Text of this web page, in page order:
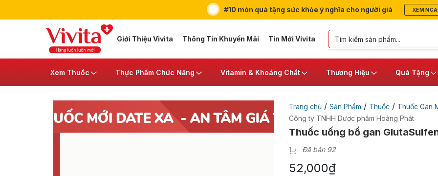
#10 món quà tặng sức khỏe ý nghĩa cho người già XEM
Giới Thiệu Vivita Thông Tin Khuyến Mãi Tin Mới Vivita
Xem Thuốc Thực Phẩm Chức Năng Vitamin & Khoáng Chất Thương Hiệu Quà Tặng
Trang chủ/ Sản Phẩm / Thuốc / Thuốc Gan
Công ty TNHH Dược phẩm Hoàng Phát
Thuốc uống bổ gan
Đã bán 92
52,000₫